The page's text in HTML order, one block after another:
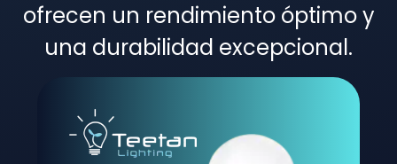
ofrecen un rendimiento óptimo y
una durabilidad excepcional.